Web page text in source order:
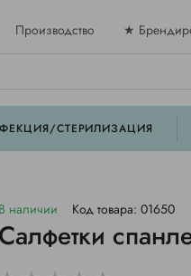
Производство ★
СТЕРИЛИЗАЦИЯ
В наличии Код товара: 01650
Салфетки